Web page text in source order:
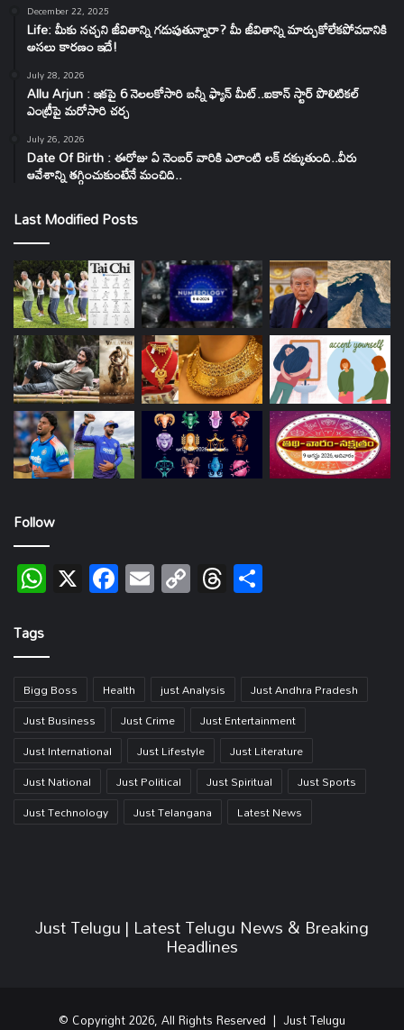
December 22, 2025
Life: మీకు నచ్చని జీవితాన్ని గడుపుతున్నారా? మీ జీవితాన్ని మార్చుకోలేకపోవడానికి
అసలు కారణం ఇదే!
July 28, 2026
Allu Arjun : ఇకపై 6 నెలలకోసారి బన్నీ ఫ్యాన్ మీట్..ఐకాన్ స్టార్ పొలిటికల్
ఎంట్రీపై మరోసారి చర్చ
July 26, 2026
Date Of Birth : ఈరోజు ఏ నెంబర్ వారికి ఎలాంటి లక్ దక్కుతుంది..వీరు
ఆవేశాన్ని తగ్గించుకుంటేనే మంచిది..
Last Modified Posts
Follow
WhatsApp
X Facebook
EmailCopy
Link
Threads
Tags
Bigg Boss Health just Analysis
Just Andhra Pradesh
Just Business
Just Crime
Just Entertainment
Just International
Just Lifestyle
Just Literature
Just National
Just Political Just Spiritual
Just Sports
Just Technology
Just Telangana Latest News
Just Telugu | Latest Telugu News & Breaking
Headlines
© Copyright 2026, All Rights Reserved | Just Telugu